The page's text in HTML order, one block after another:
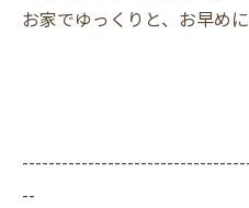
お家でゆっくりと、お早め
--